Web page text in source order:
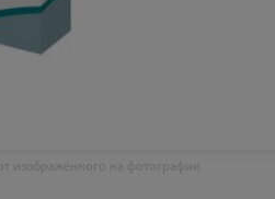
изображённого на фотографии